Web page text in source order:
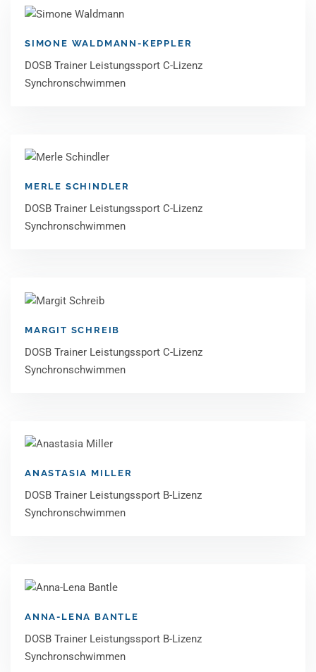
SIMONE WALDMANN-KEPPLER
DOSB Trainer Leistungssport C-Lizenz
Synchronschwimmen
MERLE SCHINDLER
DOSB Trainer Leistungssport C-Lizenz
Synchronschwimmen
MARGIT SCHREIB
DOSB Trainer Leistungssport C-Lizenz
Synchronschwimmen
ANASTASIA MILLER
DOSB Trainer Leistungssport B-Lizenz
Synchronschwimmen
ANNA-LENA BANTLE
DOSB Trainer Leistungssport B-Lizenz
Synchronschwimmen